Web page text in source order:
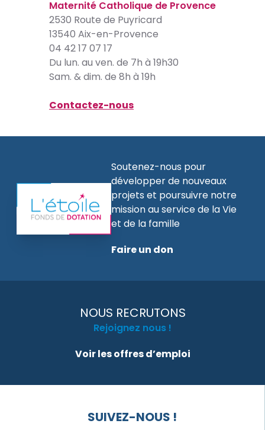
Maternité Catholique de Provence
2530 Route de Puyricard
13540 Aix-en-Provence
04 42 17 07 17
Du lun. au ven. de 7h à 19h30
Sam. & dim. de 8h à 19h
Contactez-nous
Soutenez-nous pour
développer de nouveaux
projets et poursuivre notre
mission au service de la Vie
et de la famille
Faire un don
NOUS RECRUTONS
Rejoignez nous !
Voir les offres d’emploi
SUIVEZ-NOUS !